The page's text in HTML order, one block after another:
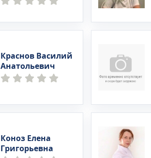
Краснов Василий
Анатольевич
Коноз Елена
Григорьевна